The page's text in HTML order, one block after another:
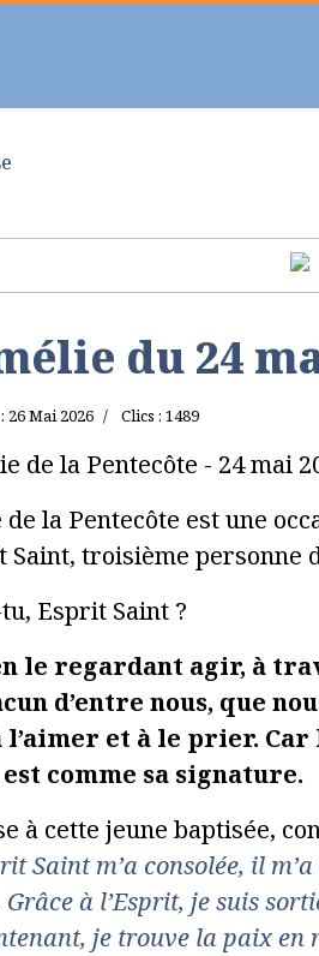
du 24
26 Mai 2026 Clics : 1489
de la Pentecôte - 24 mai
de la Pentecôte est une
Saint, troisième personne
Esprit Saint ?
le regardant agir, à
d’entre nous, que
l’aimer et à le prier.
comme sa signature.
à cette jeune baptisée,
Saint m’a consolée, il
à l’Esprit, je suis
je trouve la paix en